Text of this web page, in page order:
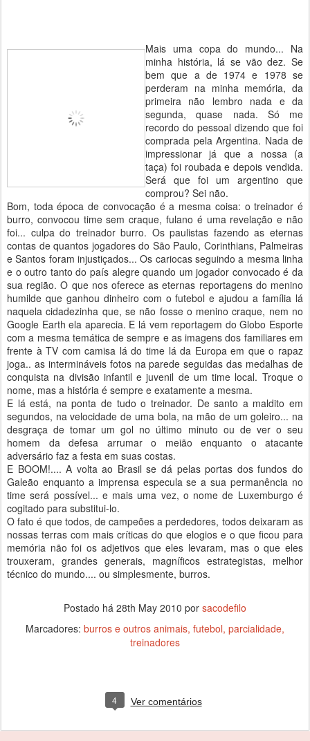
Mais uma copa do mundo... Na
minha história, lá se vão dez. Se
bem que a de 1974 e 1978 se
perderam na minha memória, da
primeira não lembro nada e da
segunda, quase nada. Só me
recordo do pessoal dizendo que foi
comprada pela Argentina. Nada de
impressionar já que a nossa (a
taça) foi roubada e depois vendida.
Será que foi um argentino que
comprou? Sei não.
Bom, toda época de convocação é a mesma coisa: o treinador é
burro, convocou time sem craque, fulano é uma revelação e não
foi... culpa do treinador burro. Os paulistas fazendo as eternas
contas de quantos jogadores do São Paulo, Corinthians, Palmeiras
e Santos foram injustiçados... Os cariocas seguindo a mesma linha
e o outro tanto do país alegre quando um jogador convocado é da
sua região. O que nos oferece as eternas reportagens do menino
humilde que ganhou dinheiro com o futebol e ajudou a família lá
naquela cidadezinha que, se não fosse o menino craque, nem no
Google Earth ela aparecia. E lá vem reportagem do Globo Esporte
com a mesma temática de sempre e as imagens dos familiares em
frente à TV com camisa lá do time lá da Europa em que o rapaz
joga.. as intermináveis fotos na parede seguidas das medalhas de
conquista na divisão infantil e juvenil de um time local. Troque o
nome, mas a história é sempre e exatamente a mesma.
E lá está, na ponta de tudo o treinador. De santo a maldito em
segundos, na velocidade de uma bola, na mão de um goleiro... na
desgraça de tomar um gol no último minuto ou de ver o seu
homem da defesa arrumar o meião enquanto o atacante
adversário faz a festa em suas costas.
E BOOM!.... A volta ao Brasil se dá pelas portas dos fundos do
Galeão enquanto a imprensa especula se a sua permanência no
time será possível... e mais uma vez, o nome de Luxemburgo é
cogitado para substitui-lo.
O fato é que todos, de campeões a perdedores, todos deixaram as
nossas terras com mais críticas do que elogios e o que ficou para
memória não foi os adjetivos que eles levaram, mas o que eles
trouxeram, grandes generais, magníficos estrategistas, melhor
técnico do mundo.... ou simplesmente, burros.
Postado há 28th May 2010 por sacodefilo
Marcadores: burros e outros animais futebol parcialidade
treinadores
4 Ver comentários